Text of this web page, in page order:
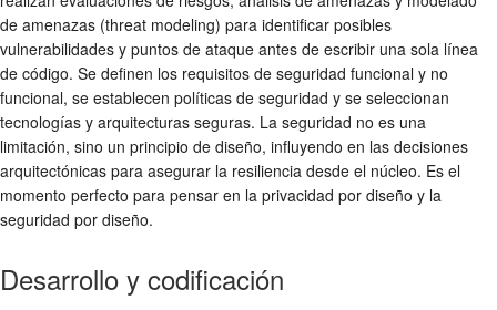
de amenazas (threat modeling) para identificar posibles
vulnerabilidades y puntos de ataque antes de escribir una sola línea
de código. Se definen los requisitos de seguridad funcional y no
funcional, se establecen políticas de seguridad y se seleccionan
tecnologías y arquitecturas seguras. La seguridad no es una
limitación, sino un principio de diseño, influyendo en las decisiones
arquitectónicas para asegurar la resiliencia desde el núcleo. Es el
momento perfecto para pensar en la privacidad por diseño y la
seguridad por diseño.
Desarrollo y codificación